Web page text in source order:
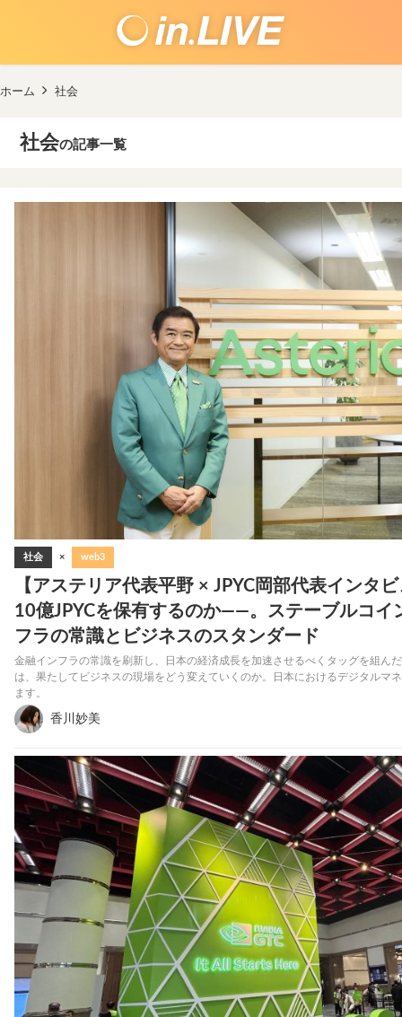
ホーム 社会
社会の記事一覧
社会 × web3
【アステリア代表平野 × JPYC岡部代表インタ
10億JPYCを保有するのか――。ステーブルコイ
フラの常識とビジネスのスタンダード
金融インフラの常識を刷新し、日本の経済成長を加速させるべくタッグを組ん
は、果たしてビジネスの現場をどう変えていくのか。日本におけるデジタルマ
ます。
香川妙美